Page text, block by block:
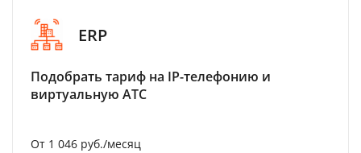
ERP
Подобрать тариф на IP-телефонию и
виртуальную АТС
От 1 046 руб./месяц